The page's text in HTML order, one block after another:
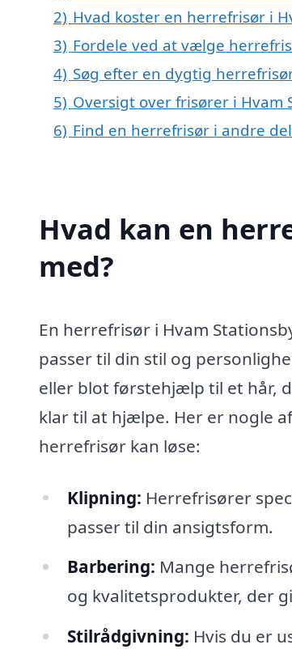
2) Hvad koster en herrefrisør i
3) Fordele ved at vælge
4) Søg efter en dygtig
5) Oversigt over frisører i Hvam
6) Find en herrefrisør i andre
Hvad kan en
med?
En herrefrisør i Hvam
passer til din stil og
eller blot førstehjælp til et hår,
klar til at hjælpe. Her er nogle
herrefrisør kan løse:
Klipning: Herrefrisører
passer til din ansigtsform.
Barbering: Mange
og kvalitetsprodukter, der
Stilrådgivning: Hvis du er